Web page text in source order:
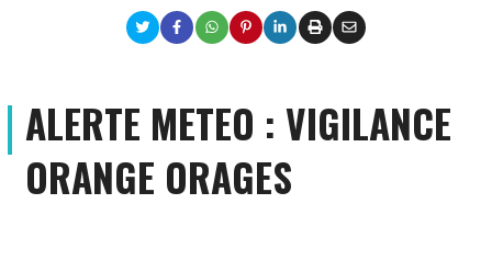
ALERTE METEO : VIGILANCE
ORANGE ORAGES